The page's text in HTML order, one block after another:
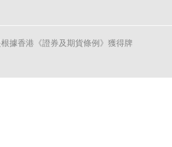
據香港《證券及期貨條例》獲得牌